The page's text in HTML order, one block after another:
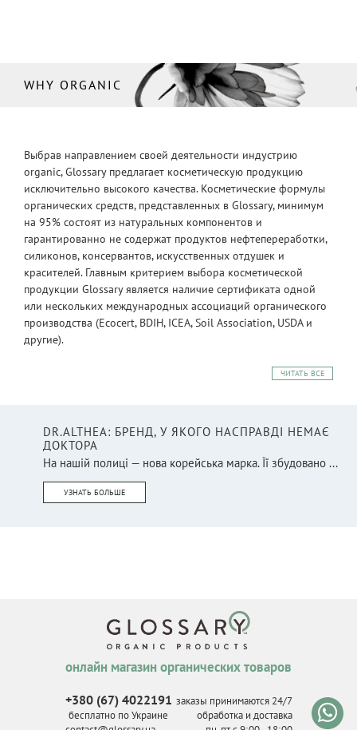
WHY ORGANIC
Выбрав направлением своей деятельности индустрию
organic, Glossary предлагает косметическую продукцию
исключительно высокого качества. Косметические формулы
органических средств, представленных в Glossary, минимум
на 95% состоят из натуральных компонентов и
гарантированно не содержат продуктов нефтепереработки,
силиконов, консервантов, искусственных отдушек и
красителей. Главным критерием выбора косметической
продукции Glossary является наличие сертификата одной
или нескольких международных ассоциаций органического
производства (Ecocert, BDIH, ICEA, Soil Association, USDA и
другие).
ЧИТАТЬ ВСЕ
DR.ALTHEA: БРЕНД, У ЯКОГО НАСПРАВДІ НЕМАЄ
ДОКТОРА
На нашій полиці — нова корейська марка. Її збудовано ...
УЗНАТЬ БОЛЬШЕ
онлайн магазин органических товаров
+380 (67) 4022191
бесплатно по Украине
заказы принимаются 24/7
обработка и доставка